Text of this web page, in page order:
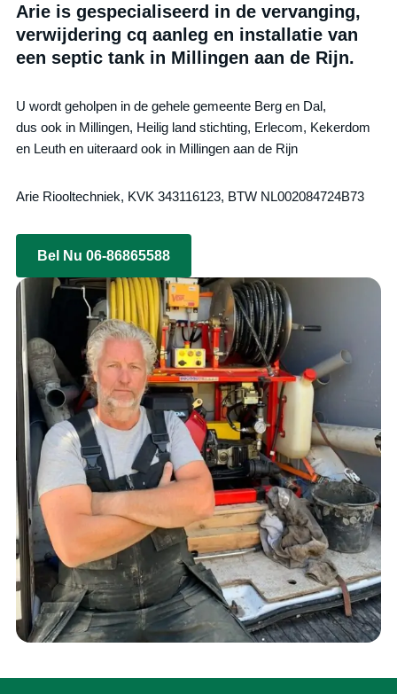
Arie is gespecialiseerd in de vervanging,
verwijdering cq aanleg en installatie van
een septic tank in Millingen aan de Rijn.
U wordt geholpen in de gehele gemeente Berg en Dal,
dus ook in Millingen, Heilig land stichting, Erlecom, Kekerdom
en Leuth en uiteraard ook in Millingen aan de Rijn
Arie Riooltechniek, KVK 343116123, BTW NL002084724B73
Bel Nu 06-86865588